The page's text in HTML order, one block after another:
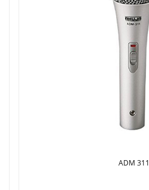
ADM 311